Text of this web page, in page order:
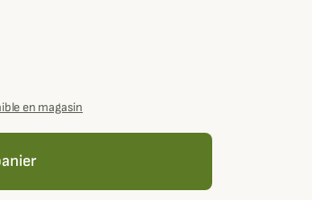
en magasin